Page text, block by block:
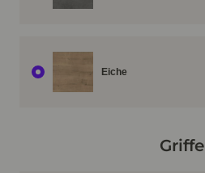
Eiche
Griffe